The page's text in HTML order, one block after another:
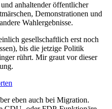
anhaltender öffentlicher
Demonstrationen und
Wahlergebnisse.
gesellschaftlich erst noch
bis die jetzige Politik
rührt. Mir graut vor dieser
eben auch bei Migration.